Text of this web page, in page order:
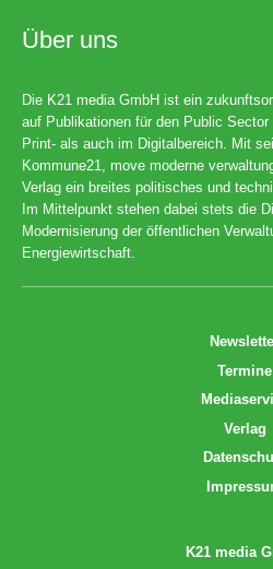
Über uns
Die K21 media GmbH ist ein
auf Publikationen für den Public
Print- als auch im Digitalbereich. Mit
Kommune21, move moderne
Verlag ein breites politisches und
Im Mittelpunkt stehen dabei stets die
Modernisierung der öffentlichen
Energiewirtschaft.
Termine
Verlag
K21 media